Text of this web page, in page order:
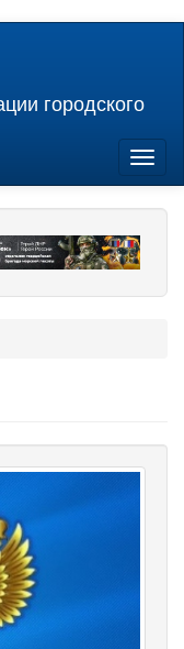
городского